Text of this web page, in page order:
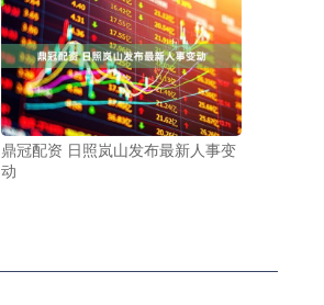
鼎冠配资 日照岚山发布最新人事变
动